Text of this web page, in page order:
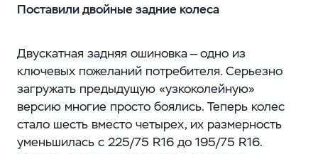
Поставили двойные задние колеса
Двускатная задняя ошиновка — одно из
ключевых пожеланий потребителя. Серьезно
загружать предыдущую «узкоколейную»
версию многие просто боялись. Теперь колес
стало шесть вместо четырех, их размерность
уменьшилась с 225/75 R16 до 195/75 R16.